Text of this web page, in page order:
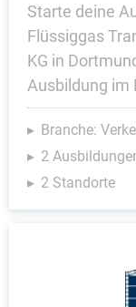
Starte deine
Flüssiggas
KG in
Ausbildung im
Branche:
2
2 Standorte